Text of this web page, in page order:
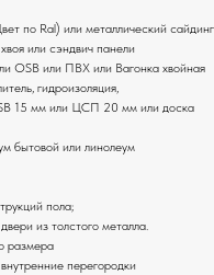
по Ral) или металлический сайдинг
или сэндвич панели
OSB или ПВХ или Вагонка хвойная
гидроизоляция,
15 мм или ЦСП 20 мм или доска
бытовой или линолеум
пола;
из толстого металла.
размера
перегородки